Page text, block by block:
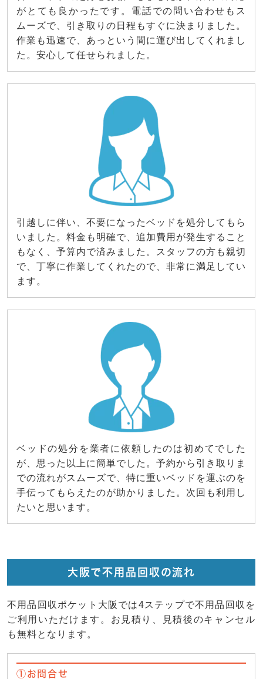
がとても良かったです。電話での問い合わせもス
ムーズで、引き取りの日程もすぐに決まりました。
作業も迅速で、あっという間に運び出してくれまし
た。安心して任せられました。
引越しに伴い、不要になったベッドを処分してもら
いました。料金も明確で、追加費用が発生すること
もなく、予算内で済みました。スタッフの方も親切
で、丁寧に作業してくれたので、非常に満足してい
ます。
ベッドの処分を業者に依頼したのは初めてでした
が、思った以上に簡単でした。予約から引き取りま
での流れがスムーズで、特に重いベッドを運ぶのを
手伝ってもらえたのが助かりました。次回も利用し
たいと思います。
大阪で不用品回収の流れ
不用品回収ポケット大阪では4ステップで不用品回収を
ご利用いただけます。お見積り、見積後のキャンセル
も無料となります。
①お問合せ